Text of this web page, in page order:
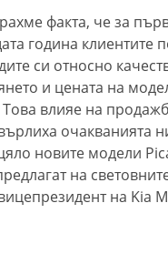
факта, че за
година клиентите
си относно
и цената на
влияе на
очакванията
новите модели
на
на Kia